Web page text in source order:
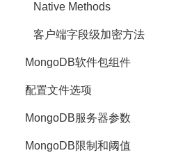
Native Methods
客户端字段级加密方法
MongoDB软件包组件
配置文件选项
MongoDB服务器参数
MongoDB限制和阈值